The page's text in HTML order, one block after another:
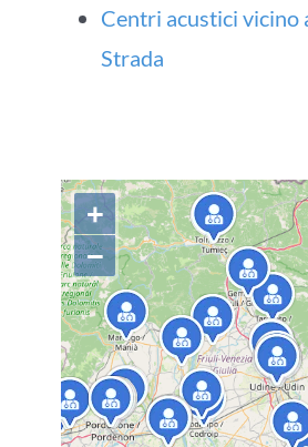
Centri acustici vicino
Strada
+
−